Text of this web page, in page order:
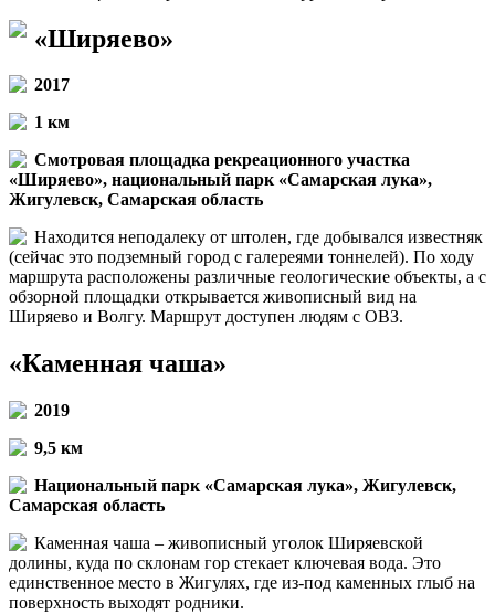
«Ширяево»
2017
1 км
Смотровая площадка рекреационного участка
«Ширяево», национальный парк «Самарская лука»,
Жигулевск, Самарская область
Находится неподалеку от штолен, где добывался известняк
(сейчас это подземный город с галереями тоннелей). По ходу
маршрута расположены различные геологические объекты, а с
обзорной площадки открывается живописный вид на
Ширяево и Волгу. Маршрут доступен людям с ОВЗ.
«Каменная чаша»
2019
9,5 км
Национальный парк «Самарская лука», Жигулевск,
Самарская область
Каменная чаша – живописный уголок Ширяевской
долины, куда по склонам гор стекает ключевая вода. Это
единственное место в Жигулях, где из-под каменных глыб на
поверхность выходят родники.